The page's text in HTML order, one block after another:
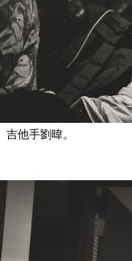
吉他手劉暐。